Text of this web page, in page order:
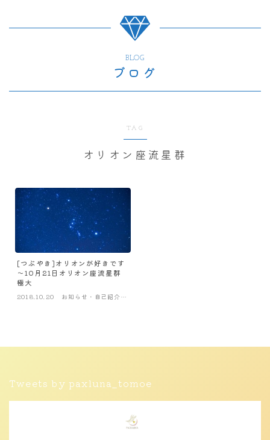
BLOG
ブログ
TAG
オリオン座流星群
[つぶやき]オリオンが好きです
～10月21日オリオン座流星群
極大
2018.10.20
お知らせ・自己紹介・
Tweets by paxluna_tomoe